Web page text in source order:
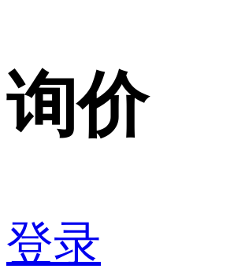
询价
登录